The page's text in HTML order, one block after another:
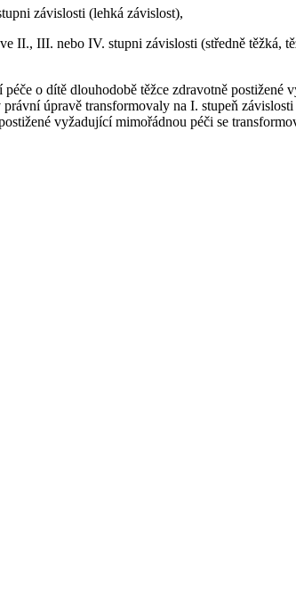
závislosti (lehká závislost),
II., III. nebo IV. stupni závislosti (středně těžká,
o dítě dlouhodobě těžce zdravotně postižené
úpravě transformovaly na I. stupeň
vyžadující mimořádnou péči se